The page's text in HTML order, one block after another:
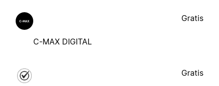
C-MAX DIGITAL
Gratis
Gratis